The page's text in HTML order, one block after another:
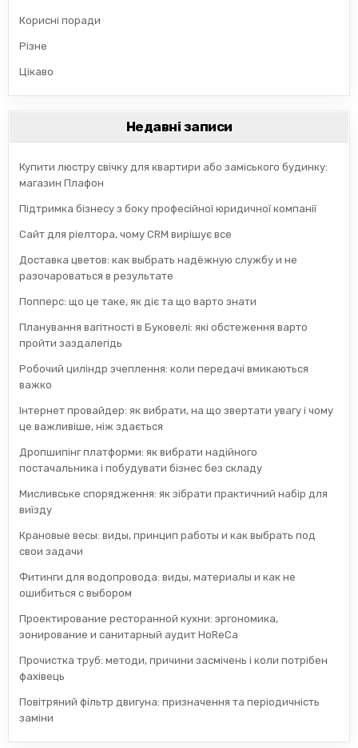
Корисні поради
Різне
Цікаво
Недавні записи
Купити люстру свічку для квартири або заміського будинку:
магазин Плафон
Підтримка бізнесу з боку професійної юридичної компанії
Сайт для ріелтора, чому CRM вирішує все
Доставка цветов: как выбрать надёжную службу и не
разочароваться в результате
Попперс: що це таке, як діє та що варто знати
Планування вагітності в Буковелі: які обстеження варто
пройти заздалегідь
Робочий циліндр зчеплення: коли передачі вмикаються
важко
Інтернет провайдер: як вибрати, на що звертати увагу і чому
це важливіше, ніж здається
Дропшипінг платформи: як вибрати надійного
постачальника і побудувати бізнес без складу
Мисливське спорядження: як зібрати практичний набір для
виїзду
Крановые весы: виды, принцип работы и как выбрать под
свои задачи
Фитинги для водопровода: виды, материалы и как не
ошибиться с выбором
Проектирование ресторанной кухни: эргономика,
зонирование и санитарный аудит HoReCa
Прочистка труб: методи, причини засмічень і коли потрібен
фахівець
Повітряний фільтр двигуна: призначення та періодичність
заміни